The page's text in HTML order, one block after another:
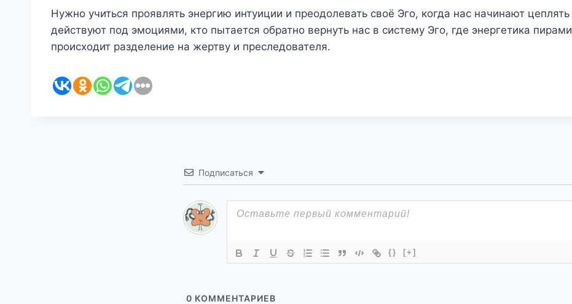
Нужно учиться проявлять энергию интуиции и преодолевать своё Эго, когда нас начинают
действуют под эмоциями, кто пытается обратно вернуть нас в систему Эго, где энергетика
происходит разделение на жертву и преследователя.
Подписаться
{} [+]
0 КОММЕНТАРИЕВ